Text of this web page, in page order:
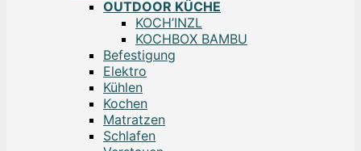
OUTDOOR KÜCHE
KOCH’INZL
KOCHBOX BAMBU
Befestigung
Elektro
Kühlen
Kochen
Matratzen
Schlafen